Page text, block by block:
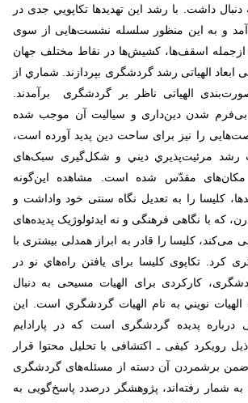
داشت. با رشد این تهدیدها تكاپويي جدی در
آمد و به این منظور سلسله نشست‌هایی از سوی
ازجمله اسقف‌ها، كشيش‌ها در نقاط مختلف جهان
ابعاد الهیاتی رشد گردشگری بپردازند. شماري از
الهیاتی ناظر بر گردشگری برآمدند.
شدن دین‌داری و سیالیت آن موجب شده
را نیز برای ساحت دین پدید آورده است،
رشد مرئيت‌پذيري ديني و شکل‌گیری سبک‌های
مکان‌های مقدّس شده است. مشاهده این‌گونه
کلیسا را به تعدیل نگاه سنتی خود واداشت و
که با نگاهی فرهنگی و نه ایدئولوژیک پدیده‌های
کلیسا را قادر به ابراز همدلی بیشتری با
کرد. تكاپوی کلیسا برای يافتن راه‌هاي نو در
کارکردی برای الهیات مسیحی به دنبال
نويني به نام الهيات گردشگري است. این
درباره پدیده گردشگری است که در پارادایم
رویکرد کیفی ـ اکتشافی با تحلیل محتوا قرار
ضمن برشمردن آن دسته از مسئله‌های گردشگری
به شمار رفته‌اند، پژوهشگر درصدد پاسخ‌گویی به